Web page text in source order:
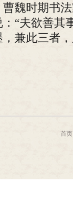
魏时期书
“夫欲善其
兼此三者
首页